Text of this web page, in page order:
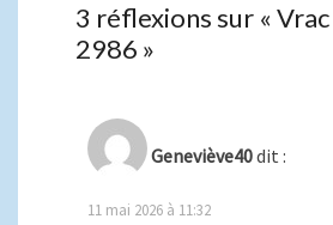
3 réflexions sur «
2986 »
Geneviève40dit :
11 mai 2026 à 11:32